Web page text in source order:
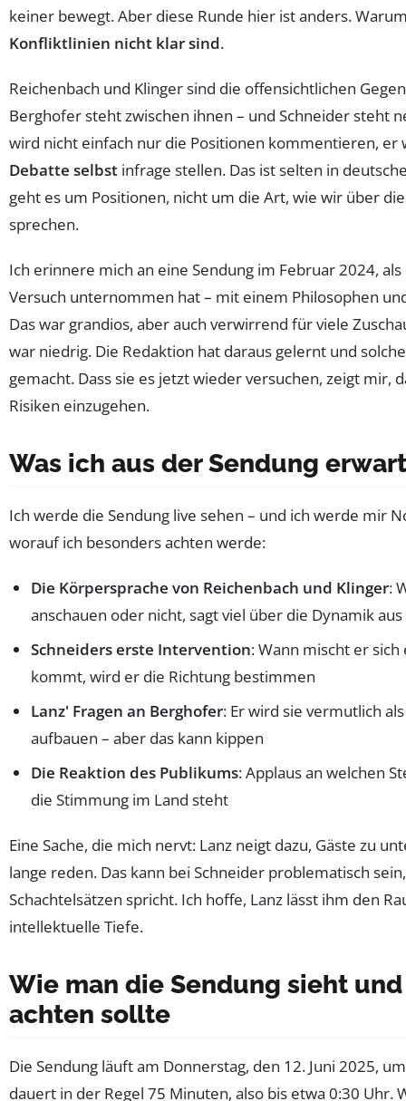
keiner bewegt. Aber diese Runde hier ist anders.
Konfliktlinien nicht klar sind.
Reichenbach und Klinger sind die offensichtlichen
Berghofer steht zwischen ihnen – und Schneider steht
wird nicht einfach nur die Positionen kommentieren, er
Debatte selbst infrage stellen. Das ist selten in
geht es um Positionen, nicht um die Art, wie wir über
sprechen.
Ich erinnere mich an eine Sendung im Februar 2024,
Versuch unternommen hat – mit einem Philosophen
Das war grandios, aber auch verwirrend für viele
war niedrig. Die Redaktion hat daraus gelernt und
gemacht. Dass sie es jetzt wieder versuchen, zeigt mir,
Risiken einzugehen.
Was ich aus der Sendung
Ich werde die Sendung live sehen – und ich werde mir
worauf ich besonders achten werde:
Die Körpersprache von Reichenbach und Klinger:
anschauen oder nicht, sagt viel über die Dynamik aus
Schneiders erste Intervention: Wann mischt er
kommt, wird er die Richtung bestimmen
Lanz' Fragen an Berghofer: Er wird sie vermutlich
aufbauen – aber das kann kippen
Die Reaktion des Publikums: Applaus an welchen
die Stimmung im Land steht
Eine Sache, die mich nervt: Lanz neigt dazu, Gäste zu
lange reden. Das kann bei Schneider problematisch
Schachtelsätzen spricht. Ich hoffe, Lanz lässt ihm den
intellektuelle Tiefe.
Wie man die Sendung sieht
achten sollte
Die Sendung läuft am Donnerstag, den 12. Juni 2025,
dauert in der Regel 75 Minuten, also bis etwa 0:30 Uhr.